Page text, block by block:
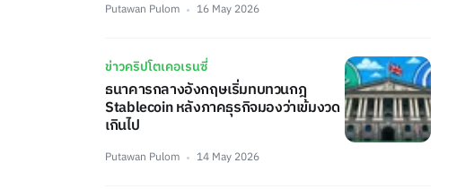
Putawan Pulom 16 May 2026
ข่าวคริปโตเคอเรนซี่
ธนาคารกลางอังกฤษเริ่มทบทวนกฎ
Stablecoin หลังภาคธุรกิจมองว่าเข้มงวด
เกินไป
Putawan Pulom 14 May 2026